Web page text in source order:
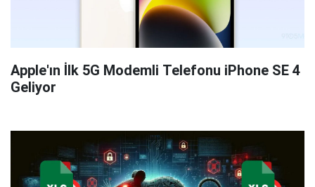
Apple'ın İlk 5G Modemli Telefonu iPhone SE 4
Geliyor